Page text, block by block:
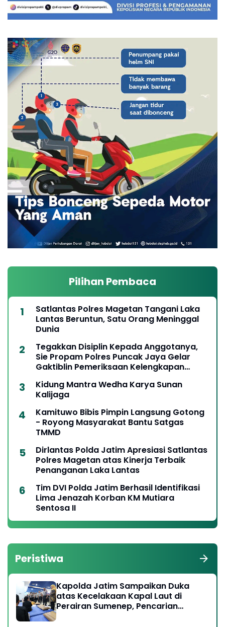
Pilihan Pembaca
Satlantas Polres Magetan Tangani Laka
Lantas Beruntun, Satu Orang Meninggal
Dunia
Tegakkan Disiplin Kepada Anggotanya,
Sie Propam Polres Puncak Jaya Gelar
Gaktiblin Pemeriksaan Kelengkapan
Kidung Mantra Wedha Karya Sunan
Kalijaga
Kamituwo Bibis Pimpin Langsung Gotong
- Royong Masyarakat Bantu Satgas
TMMD
Dirlantas Polda Jatim Apresiasi Satlantas
Polres Magetan atas Kinerja Terbaik
Penanganan Laka Lantas
Tim DVI Polda Jatim Berhasil Identifikasi
Lima Jenazah Korban KM Mutiara
Sentosa II
Peristiwa
Kapolda Jatim Sampaikan Duka
atas Kecelakaan Kapal Laut di
Perairan Sumenep, Pencarian